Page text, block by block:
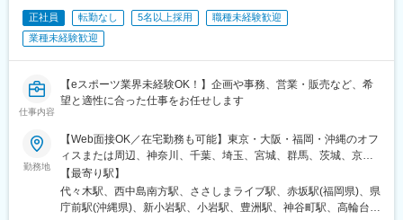
変更の範囲：会社の定める業務
スにした企画・提案・調整・実行
◎各企画や提案の導入・問題解決
・残業5h程度／月
・在宅勤務メイン。1週間～2週間に1回ほどの出社ペース（サプ
・その他：名古屋、つくばなど遠方に居住している社員もおりま
す。
■配属組織：
間接購買・購買管理部は、LIXILの営業・工場・間接部門で必要と
する間接材（消耗品、燃料、電気、機械設備、車両、ソフトウエ
正社員 転勤なし 5名以上採用
職種未経験歓迎
業種未経験歓迎
仕事内容
【eスポーツ業界未経験OK！】企画や事務、営業・販売など、希
望と適性に合った仕事をお任せします
勤務地
【Web面接OK／在宅勤務も可能】東京・大阪・福岡・沖縄のオフ
ィスまたは周辺、神奈川、千葉、埼玉、宮城、群馬、茨城、京
都、兵庫、奈良、滋賀、和歌山、愛知、三重、岐阜、静岡、香
川、愛媛、広島、岡山、福岡、佐賀、長崎、熊本、大分、宮崎、
鹿児島、沖縄の各勤務先★全国から応募可能！★関東・関西のみ
【最寄り駅】
代々木駅、西中島南方駅、ささしまライブ駅、赤坂駅(福岡県)、県
庁前駅(沖縄県)、新小岩駅、小岩駅、豊洲駅、神谷町駅、高輪台